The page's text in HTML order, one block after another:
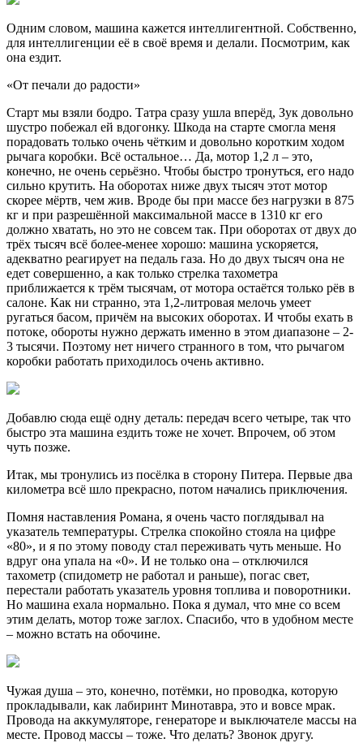
Одним словом, машина кажется интеллигентной. Собственно,
для интеллигенции её в своё время и делали. Посмотрим, как
она ездит.
«От печали до радости»
Старт мы взяли бодро. Татра сразу ушла вперёд, Зук довольно
шустро побежал ей вдогонку. Шкода на старте смогла меня
порадовать только очень чётким и довольно коротким ходом
рычага коробки. Всё остальное… Да, мотор 1,2 л – это,
конечно, не очень серьёзно. Чтобы быстро тронуться, его надо
сильно крутить. На оборотах ниже двух тысяч этот мотор
скорее мёртв, чем жив. Вроде бы при массе без нагрузки в 875
кг и при разрешённой максимальной массе в 1310 кг его
должно хватать, но это не совсем так. При оборотах от двух до
трёх тысяч всё более-менее хорошо: машина ускоряется,
адекватно реагирует на педаль газа. Но до двух тысяч она не
едет совершенно, а как только стрелка тахометра
приближается к трём тысячам, от мотора остаётся только рёв в
салоне. Как ни странно, эта 1,2-литровая мелочь умеет
ругаться басом, причём на высоких оборотах. И чтобы ехать в
потоке, обороты нужно держать именно в этом диапазоне – 2-
3 тысячи. Поэтому нет ничего странного в том, что рычагом
коробки работать приходилось очень активно.
Добавлю сюда ещё одну деталь: передач всего четыре, так что
быстро эта машина ездить тоже не хочет. Впрочем, об этом
чуть позже.
Итак, мы тронулись из посёлка в сторону Питера. Первые два
километра всё шло прекрасно, потом начались приключения.
Помня наставления Романа, я очень часто поглядывал на
указатель температуры. Стрелка спокойно стояла на цифре
«80», и я по этому поводу стал переживать чуть меньше. Но
вдруг она упала на «0». И не только она – отключился
тахометр (спидометр не работал и раньше), погас свет,
перестали работать указатель уровня топлива и поворотники.
Но машина ехала нормально. Пока я думал, что мне со всем
этим делать, мотор тоже заглох. Спасибо, что в удобном месте
– можно встать на обочине.
Чужая душа – это, конечно, потёмки, но проводка, которую
прокладывали, как лабиринт Минотавра, это и вовсе мрак.
Провода на аккумуляторе, генераторе и выключателе массы на
месте. Провод массы – тоже. Что делать? Звонок другу.